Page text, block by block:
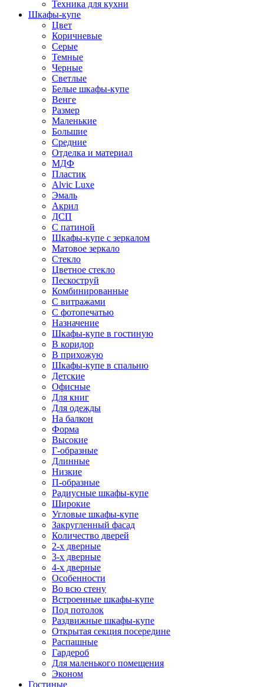
Техника для кухни
Шкафы-купе
Цвет
Коричневые
Серые
Темные
Черные
Светлые
Белые шкафы-купе
Венге
Размер
Маленькие
Большие
Средние
Отделка и материал
МДФ
Пластик
Alvic Luxe
Эмаль
Акрил
ДСП
С патиной
Шкафы-купе с зеркалом
Матовое зеркало
Стекло
Цветное стекло
Пескоструй
Комбинированные
С витражами
С фотопечатью
Назначение
Шкафы-купе в гостиную
В коридор
В прихожую
Шкафы-купе в спальню
Детские
Офисные
Для книг
Для одежды
На балкон
Форма
Высокие
Г-образные
Длинные
Низкие
П-образные
Радиусные шкафы-купе
Широкие
Угловые шкафы-купе
Закругленный фасад
Количество дверей
2-х дверные
3-х дверные
4-х дверные
Особенности
Во всю стену
Встроенные шкафы-купе
Под потолок
Раздвижные шкафы-купе
Открытая секция посередине
Распашные
Гардероб
Для маленького помещения
Эконом
Гостиные